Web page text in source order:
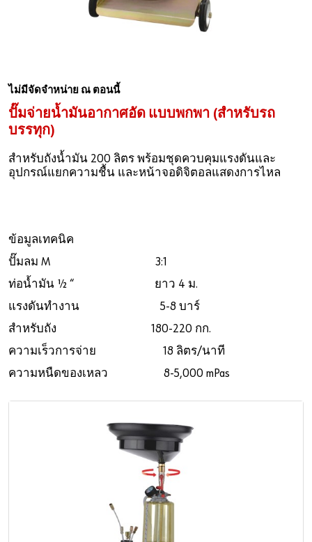
ไม่มีจัดจำหน่าย ณ ตอนนี้
ปั๊มจ่ายน้ำมันอากาศอัด แบบพกพา (สำหรับรถ
บรรทุก)
สำหรับถังน้ำมัน 200 ลิตร พร้อมชุดควบคุมแรงดันและ
อุปกรณ์แยกความชื้น และหน้าจอดิจิตอลแสดงการไหล
ข้อมูลเทคนิค
ปั๊มลม M 3:1
ท่อน้ำมัน ½ “ ยาว 4 ม.
แรงดันทำงาน 5-8 บาร์
สำหรับถัง 180-220 กก.
ความเร็วการจ่าย 18 ลิตร/นาที
ความหนืดของเหลว 8-5,000 mPas